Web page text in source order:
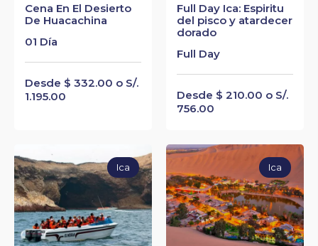
Cena En El Desierto
De Huacachina
01 Día
Desde $ 332.00 o S/.
1.195.00
Full Day Ica: Espiritu
del pisco y atardecer
dorado
Full Day
Desde $ 210.00 o S/.
756.00
Ica Ica